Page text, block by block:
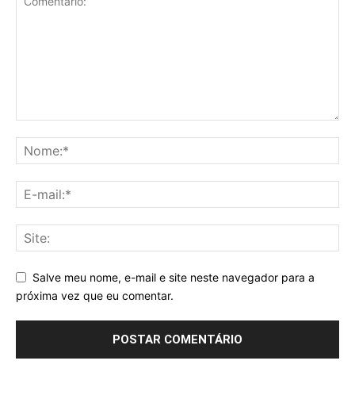
Salve meu nome, e-mail e site neste navegador para a
próxima vez que eu comentar.